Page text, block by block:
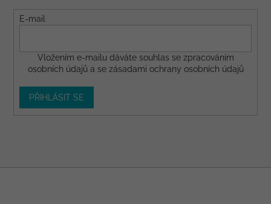
E-mail
Vložením e-mailu dáváte souhlas se zpracováním
osobních údajů a se zásadami ochrany osobních údajů
PŘIHLÁSIT SE